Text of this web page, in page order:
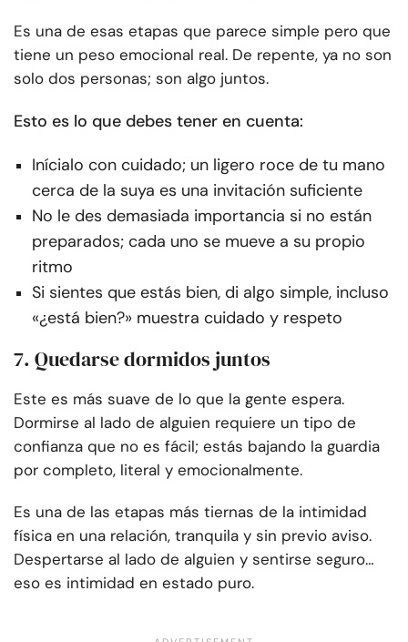
Es una de esas etapas que parece simple pero que
tiene un peso emocional real. De repente, ya no son
solo dos personas; son algo juntos.
Esto es lo que debes tener en cuenta:
Inícialo con cuidado; un ligero roce de tu mano
cerca de la suya es una invitación suficiente
No le des demasiada importancia si no están
preparados; cada uno se mueve a su propio
ritmo
Si sientes que estás bien, di algo simple, incluso
«¿está bien?» muestra cuidado y respeto
7. Quedarse dormidos juntos
Este es más suave de lo que la gente espera.
Dormirse al lado de alguien requiere un tipo de
confianza que no es fácil; estás bajando la guardia
por completo, literal y emocionalmente.
Es una de las etapas más tiernas de la intimidad
física en una relación, tranquila y sin previo aviso.
Despertarse al lado de alguien y sentirse seguro…
eso es intimidad en estado puro.